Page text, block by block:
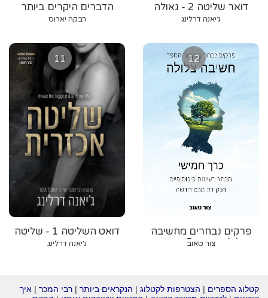
הדברים היקרים ביותר
רבקה יארוס
דואר שליטה 2 - גאולה
אכזרית
ג׳יאנה דרלינג
11
דואט השליטה 1 - שליטה
אכזרית
ג׳יאנה דרלינג
12
פרקים נבחרים מחשיבה
צור טאוב
קטלוג הספרים | הצטרפות לקטלוג | הנקראים ביותר | רבי המכר | איך